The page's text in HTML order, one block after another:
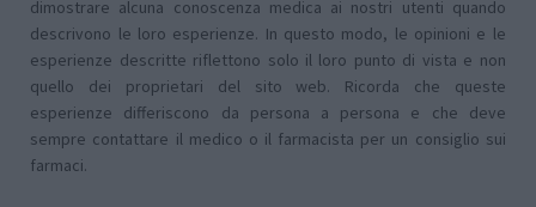
dimostrare alcuna conoscenza medica ai nostri utenti quando
descrivono le loro esperienze. In questo modo, le opinioni e le
esperienze descritte riflettono solo il loro punto di vista e non
quello dei proprietari del sito web. Ricorda che queste
esperienze differiscono da persona a persona e che deve
sempre contattare il medico o il farmacista per un consiglio sui
farmaci.